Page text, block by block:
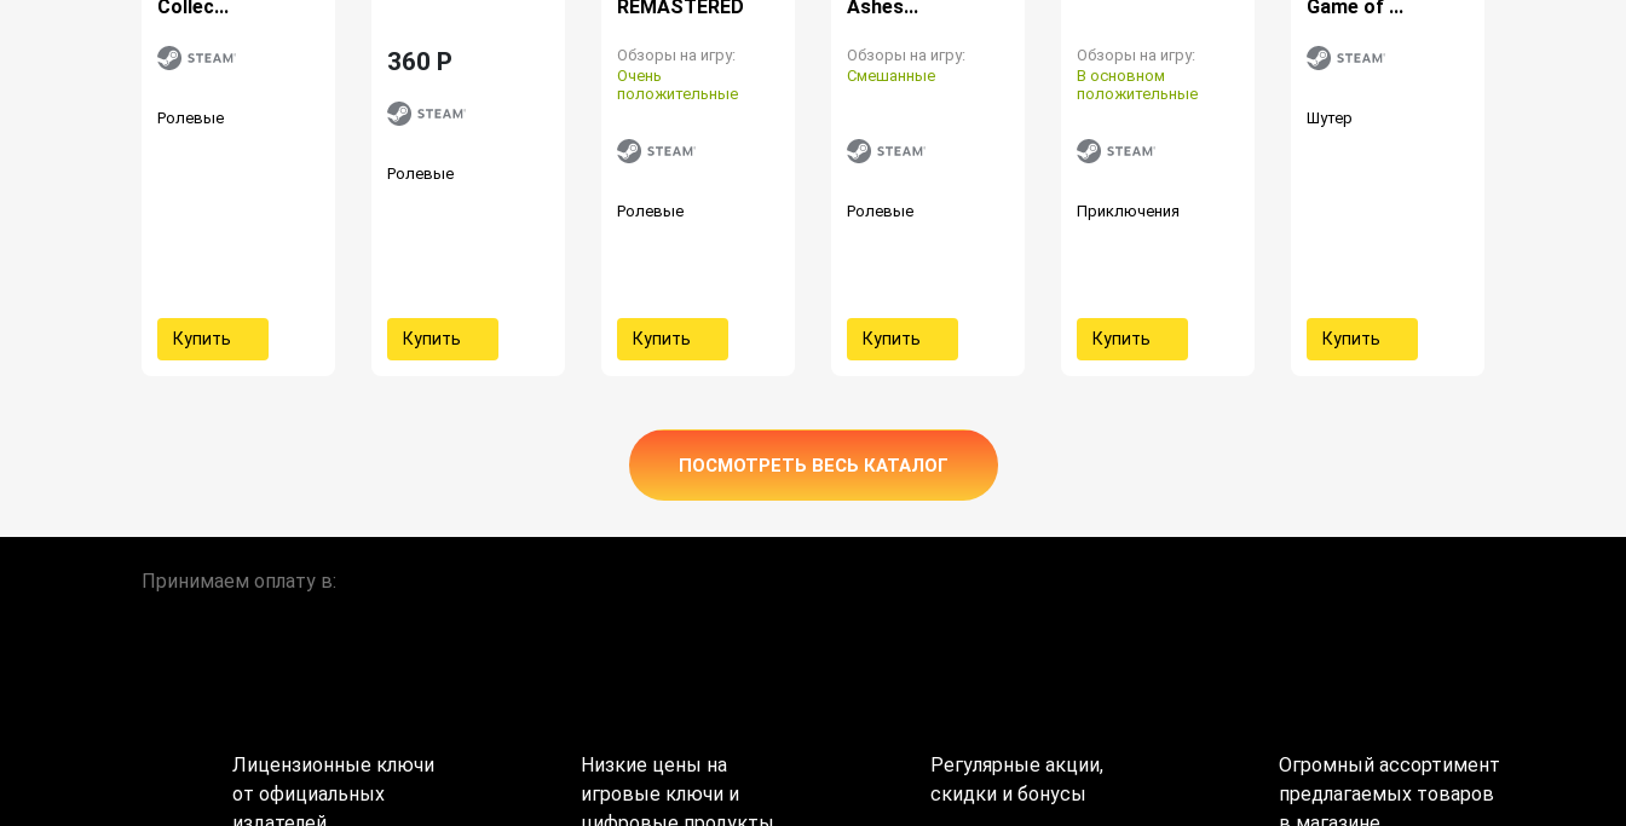
Collec...
Ролевые
Купить
360 P
Ролевые
Купить
REMASTERED
Обзоры на игру:
Очень
положительные
Ролевые
Купить
Ashes...
Обзоры на игру:
Смешанные
Ролевые
Купить
Обзоры на игру:
В основном
положительные
Приключения
Купить
Game of ...
Шутер
Купить
ПОСМОТРЕТЬ ВЕСЬ КАТАЛОГ
Принимаем оплату в:
Лицензионные ключи
от официальных
Низкие цены на
игровые ключи и
Регулярные акции,
скидки и бонусы
Огромный ассортимент
предлагаемых товаров